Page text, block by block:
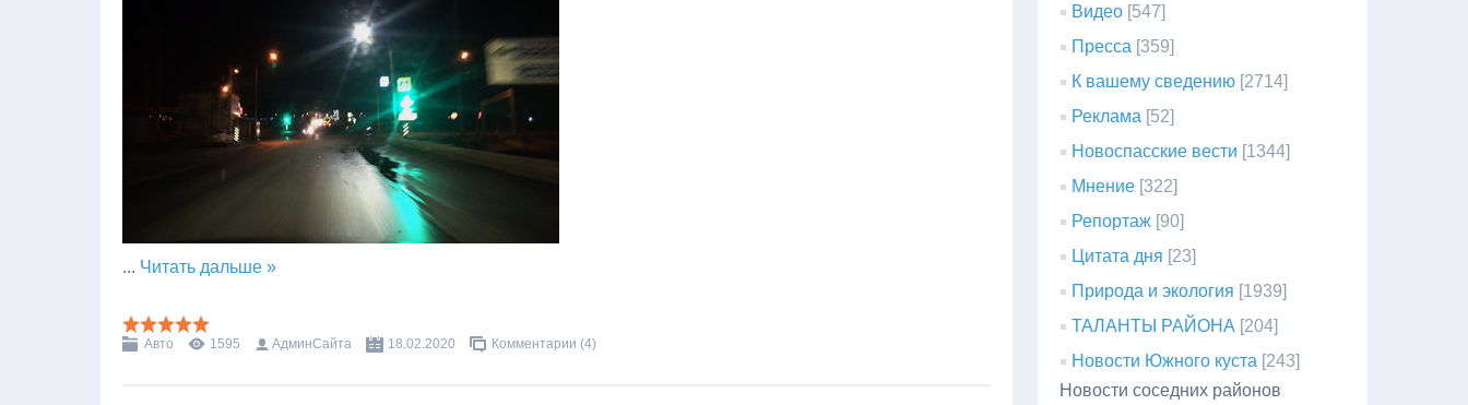
... Читать дальше »
Авто 1595 АдминСайта 18.02.2020 Комментарии (4)
Видео [547]
Пресса [359]
К вашему сведению [2714]
Реклама [52]
Новоспасские вести [1344]
Мнение [322]
Репортаж [90]
Цитата дня [23]
Природа и экология [1939]
ТАЛАНТЫ РАЙОНА [204]
Новости Южного куста [243]
Новости соседних районов